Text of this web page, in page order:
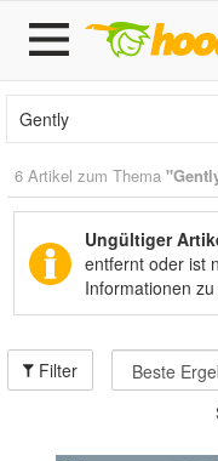
6 Artikel zum Thema
Ungültiger
entfernt oder ist
Informationen
Filter